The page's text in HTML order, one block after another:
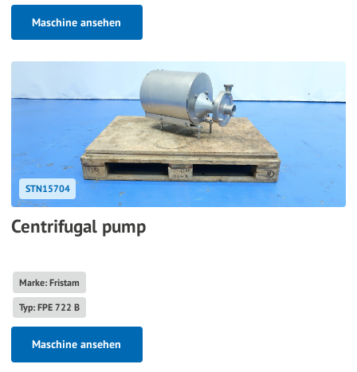
Maschine ansehen
STN15704
Centrifugal pump
Marke: Fristam
Typ: FPE 722 B
Maschine ansehen